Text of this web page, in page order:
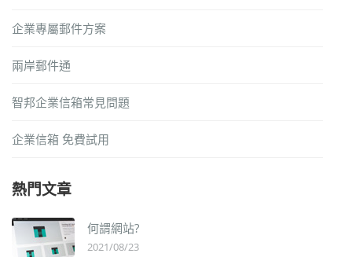
企業專屬郵件方案
兩岸郵件通
智邦企業信箱常見問題
企業信箱 免費試用
熱門文章
何謂網站?
2021/08/23